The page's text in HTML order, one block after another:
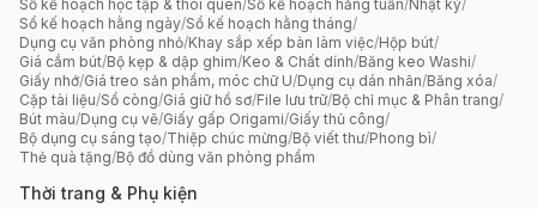
Sổ kế hoạch học tập & thói quen/Sổ kế hoạch hằng tuần/Nhật ký/
Sổ kế hoạch hằng ngày/Sổ kế hoạch hằng tháng/
Dụng cụ văn phòng nhỏ/Khay sắp xếp bàn làm việc/Hộp bút/
Giá cắm bút/Bộ kẹp & dập ghim/Keo & Chất dính/Băng keo Washi/
Giấy nhớ/Giá treo sản phẩm, móc chữ U/Dụng cụ dán nhãn/Băng xóa/
Cặp tài liệu/Sổ còng/Giá giữ hồ sơ/File lưu trữ/Bộ chỉ mục & Phân trang/
Bút màu/Dụng cụ vẽ/Giấy gấp Origami/Giấy thủ công/
Bộ dụng cụ sáng tạo/Thiệp chúc mừng/Bộ viết thư/Phong bì/
Thẻ quà tặng/Bộ đồ dùng văn phòng phẩm
Thời trang & Phụ kiện